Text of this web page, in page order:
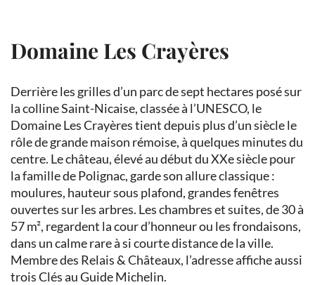
Domaine Les Crayères
Derrière les grilles d’un parc de sept hectares posé sur
la colline Saint-Nicaise, classée à l’UNESCO, le
Domaine Les Crayères tient depuis plus d’un siècle le
rôle de grande maison rémoise, à quelques minutes du
centre. Le château, élevé au début du XXe siècle pour
la famille de Polignac, garde son allure classique :
moulures, hauteur sous plafond, grandes fenêtres
ouvertes sur les arbres. Les chambres et suites, de 30 à
57 m², regardent la cour d’honneur ou les frondaisons,
dans un calme rare à si courte distance de la ville.
Membre des Relais & Châteaux, l’adresse affiche aussi
trois Clés au Guide Michelin.